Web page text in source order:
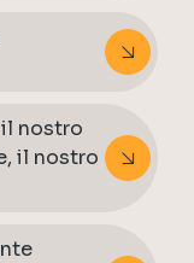
il nostro
il nostro